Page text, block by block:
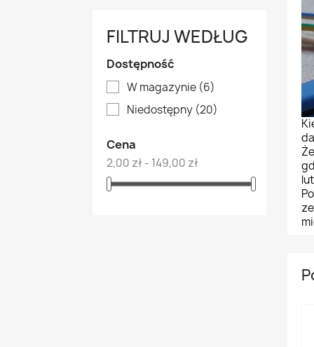
FILTRUJ WEDŁUG
Dostępność
W magazynie (6)
Niedostępny (20)
Cena
2,00 zł - 149,00 zł